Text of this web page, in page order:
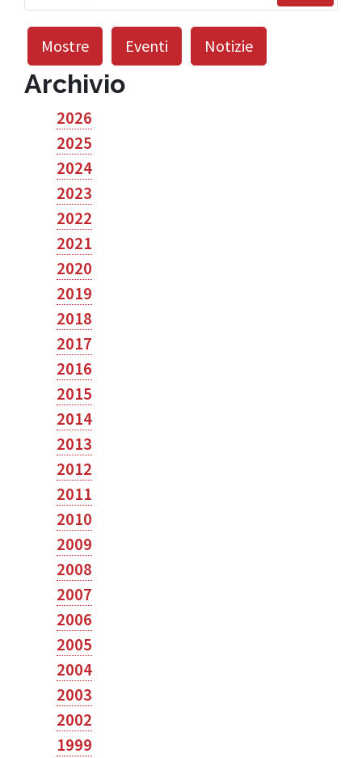
Mostre Eventi Notizie
Archivio
2026
2025
2024
2023
2022
2021
2020
2019
2018
2017
2016
2015
2014
2013
2012
2011
2010
2009
2008
2007
2006
2005
2004
2003
2002
1999